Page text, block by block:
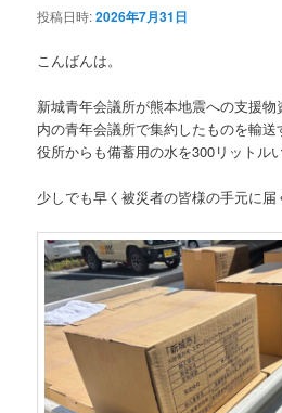
投稿日時:2026年7月31日
こんばんは。
新城青年会議所が熊本地震への支援
内の青年会議所で集約したものを輸
役所からも備蓄用の水を300リットル
少しでも早く被災者の皆様の手元に届